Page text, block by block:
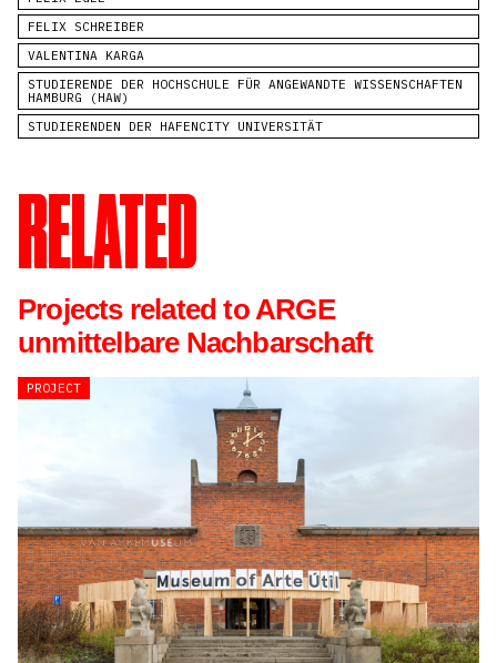
FELIX SCHREIBER
VALENTINA KARGA
STUDIERENDE DER HOCHSCHULE FÜR ANGEWANDTE WISSENSCHAFTEN
HAMBURG (HAW)
STUDIERENDEN DER HAFENCITY UNIVERSITÄT
RELATED
Projects related to ARGE
unmittelbare Nachbarschaft
PROJECT